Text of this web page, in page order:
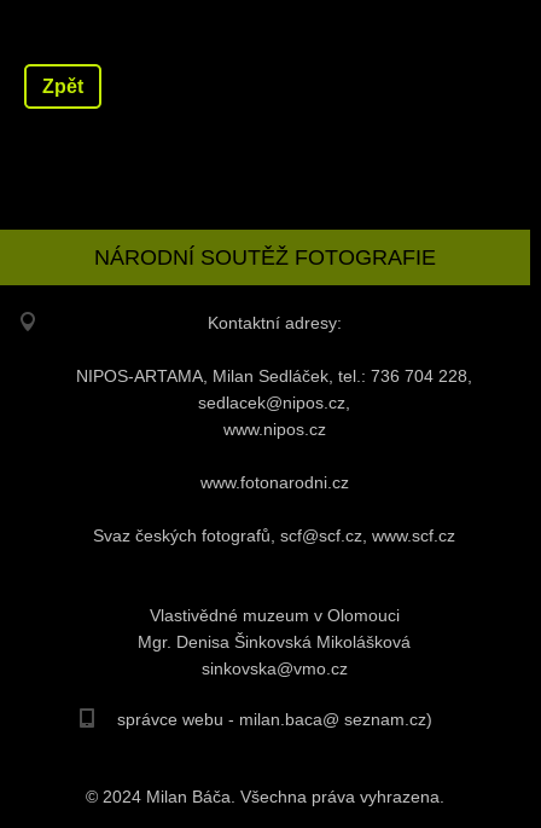
Zpět
NÁRODNÍ SOUTĚŽ FOTOGRAFIE
Kontaktní adresy:
NIPOS-ARTAMA, Milan Sedláček, tel.: 736 704 228,
sedlacek@nipos.cz,
www.nipos.cz
www.fotonarodni.cz
Svaz českých fotografů, scf@scf.cz, www.scf.cz
Vlastivědné muzeum v Olomouci
Mgr. Denisa Šinkovská Mikolášková
sinkovska@vmo.cz
správce webu - milan.baca@ seznam.cz)
© 2024 Milan Báča. Všechna práva vyhrazena.